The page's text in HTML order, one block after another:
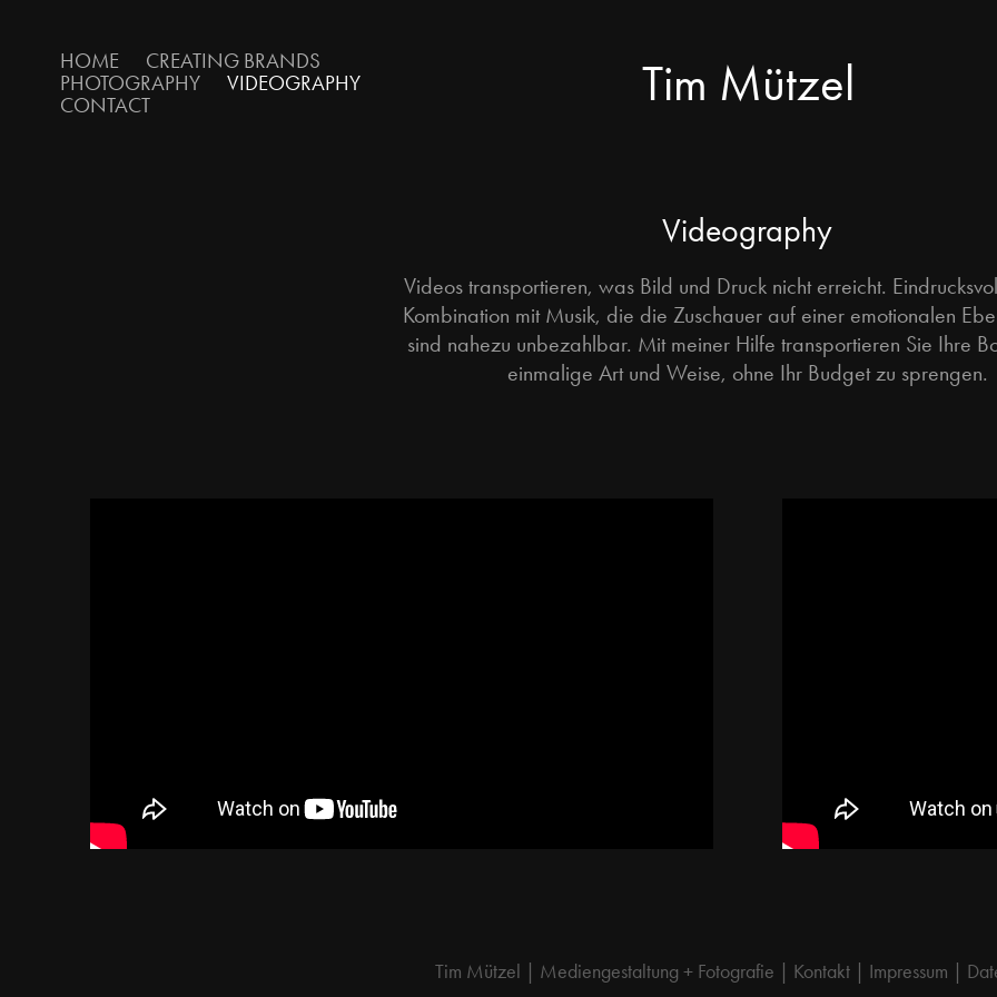
HOME
CREATING BRANDS
PHOTOGRAPHY
VIDEOGRAPHY
CONTACT
Tim Mützel
Videography
Videos transportieren, was Bild und Druck nicht erreicht.
Kombination mit Musik, die die Zuschauer auf einer emotionalen
sind nahezu unbezahlbar. Mit meiner Hilfe transportieren Sie Ihre
einmalige Art und Weise, ohne Ihr Budget zu sprengen.
Tim Mützel | Mediengestaltung + Fotografie | Kontakt Impressum